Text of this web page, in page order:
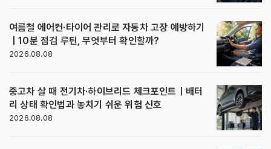
여름철 에어컨·타이어 관리로 자동차 고장 예방하기
｜10분 점검 루틴, 무엇부터 확인할까?
2026.08.08
중고차 살 때 전기차·하이브리드 체크포인트｜배터
리 상태 확인법과 놓치기 쉬운 위험 신호
2026.08.08